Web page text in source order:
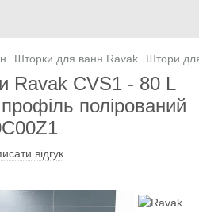
Шторки для ванн Ravak Штори
Ravak CVS1 - 80 L
полірований
відгук